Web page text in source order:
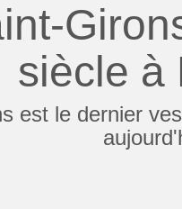
siècle à
est le dernier